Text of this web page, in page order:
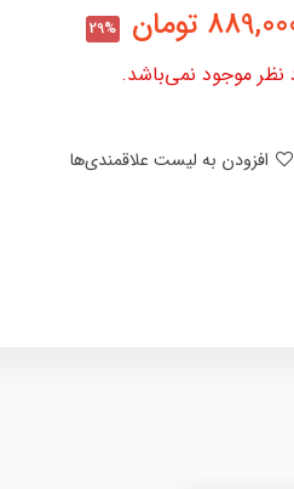
تومان 29%
موجود نمی‌باشد.